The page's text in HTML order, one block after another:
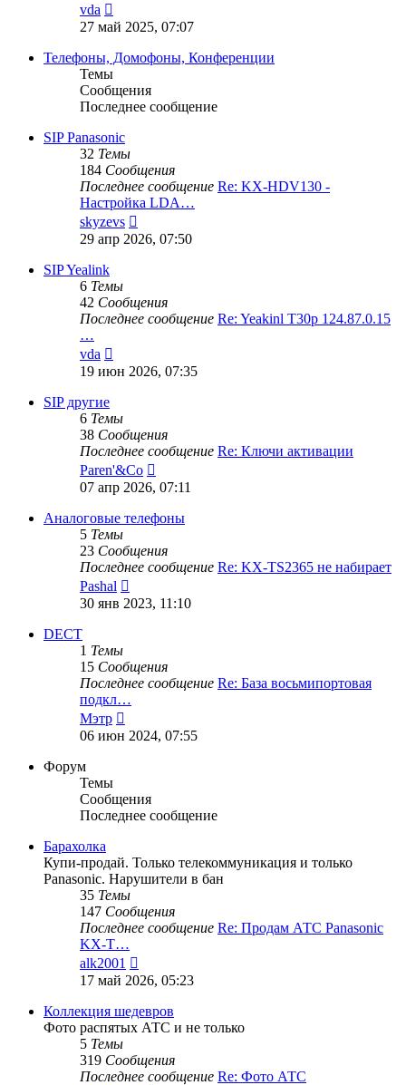
vda
к
последнему
сообщению
27 май 2025, 07:07
Телефоны, Домофоны, Конференции
Темы
Сообщения
Последнее сообщение
SIP Panasonic
32 Темы
184 Сообщения
Последнее сообщение Re: KX-HDV130 -
Настройка LDA…
skyzevs
к
последнему
29 апр 2026, 07:50
SIP Yealink
6 Темы
42 Сообщения
Последнее сообщение Re: Yeakinl T30p 124.87.0.15
…
vda
к
последнему
19 июн 2026, 07:35
SIP другие
6 Темы
38 Сообщения
Последнее сообщение Re: Ключи активации
Paren'&Co
к
сообщению
07 апр 2026, 07:11
Аналоговые телефоны
5 Темы
23 Сообщения
Последнее сообщение Re: KX-TS2365 не набирает
Pashal
к
последнему
30 янв 2023, 11:10
DECT
1 Темы
15 Сообщения
Последнее сообщение Re: База восьмипортовая
подкл…
Мэтр
к
последнему
06 июн 2024, 07:55
Форум
Темы
Сообщения
Последнее сообщение
Барахолка
Купи-продай. Только телекоммуникация и только
Panasonic. Нарушители в бан
35 Темы
147 Сообщения
Последнее сообщение Re: Продам АТС Panasonic
KX-T…
alk2001
к
последнему
сообщению
17 май 2026, 05:23
Коллекция шедевров
Фото распятых АТС и не только
5 Темы
319 Сообщения
Последнее сообщение Re: Фото АТС